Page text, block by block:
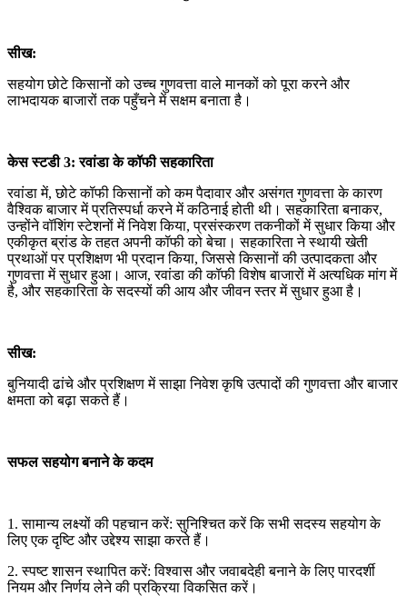
सीख:
सहयोग छोटे किसानों को उच्च गुणवत्ता वाले मानकों को पूरा करने और
लाभदायक बाजारों तक पहुँचने में सक्षम बनाता है।
केस स्टडी 3: रवांडा के कॉफी सहकारिता
रवांडा में, छोटे कॉफी किसानों को कम पैदावार और असंगत गुणवत्ता के कारण
वैश्विक बाजार में प्रतिस्पर्धा करने में कठिनाई होती थी। सहकारिता बनाकर,
उन्होंने वॉशिंग स्टेशनों में निवेश किया, प्रसंस्करण तकनीकों में सुधार किया और
एकीकृत ब्रांड के तहत अपनी कॉफी को बेचा। सहकारिता ने स्थायी खेती
प्रथाओं पर प्रशिक्षण भी प्रदान किया, जिससे किसानों की उत्पादकता और
गुणवत्ता में सुधार हुआ। आज, रवांडा की कॉफी विशेष बाजारों में अत्यधिक मांग में
है, और सहकारिता के सदस्यों की आय और जीवन स्तर में सुधार हुआ है।
सीख:
बुनियादी ढांचे और प्रशिक्षण में साझा निवेश कृषि उत्पादों की गुणवत्ता और बाजार
क्षमता को बढ़ा सकते हैं।
सफल सहयोग बनाने के कदम
1. सामान्य लक्ष्यों की पहचान करें: सुनिश्चित करें कि सभी सदस्य सहयोग के
लिए एक दृष्टि और उद्देश्य साझा करते हैं।
2. स्पष्ट शासन स्थापित करें: विश्वास और जवाबदेही बनाने के लिए पारदर्शी
नियम और निर्णय लेने की प्रक्रिया विकसित करें।